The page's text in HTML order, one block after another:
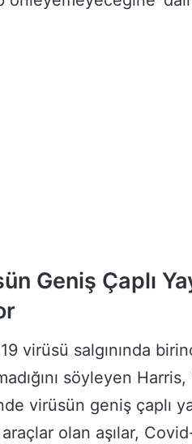
Geniş Çaplı
virüsü salgınında
söyleyen
virüsün geniş çaplı
olan aşılar,